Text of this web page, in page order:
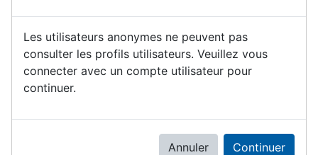
Les utilisateurs anonymes ne peuvent pas
consulter les profils utilisateurs. Veuillez vous
connecter avec un compte utilisateur pour
continuer.
Annuler Continuer